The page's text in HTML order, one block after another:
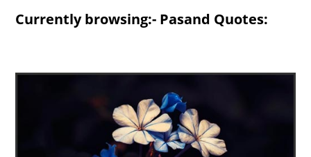
Currently browsing:- Pasand Quotes: